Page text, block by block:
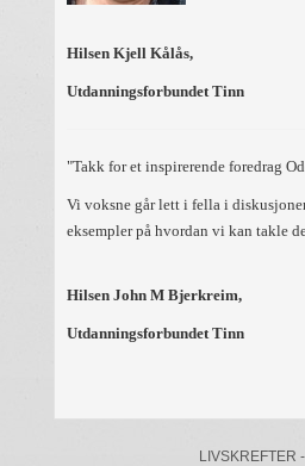
Hilsen Kjell Kålås,
Utdanningsforbundet Tinn
"Takk for et inspirerende foredrag
Vi voksne går lett i fella i
eksempler på hvordan vi kan takle
Hilsen John M Bjerkreim,
Utdanningsforbundet Tinn
LIVSKREFTER